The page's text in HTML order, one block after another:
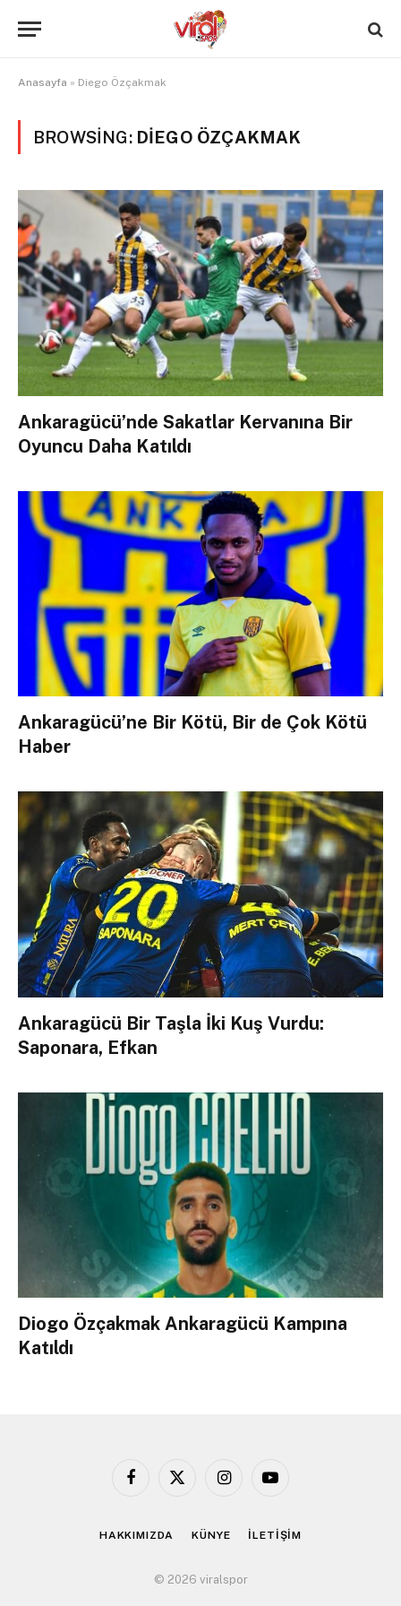
Anasayfa » Diego Özçakmak
BROWSING: DIEGO ÖZÇAKMAK
Ankaragücü’nde Sakatlar Kervanına Bir
Oyuncu Daha Katıldı
Ankaragücü’ne Bir Kötü, Bir de Çok Kötü
Haber
Ankaragücü Bir Taşla İki Kuş Vurdu:
Saponara, Efkan
Diogo Özçakmak Ankaragücü Kampına
Katıldı
Facebook
X
InstagramYouTube
HAKKIMIZDA KÜNYE İLETİŞİM
© 2026 viralspor